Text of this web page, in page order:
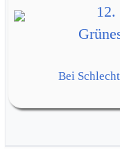
12.
Bei